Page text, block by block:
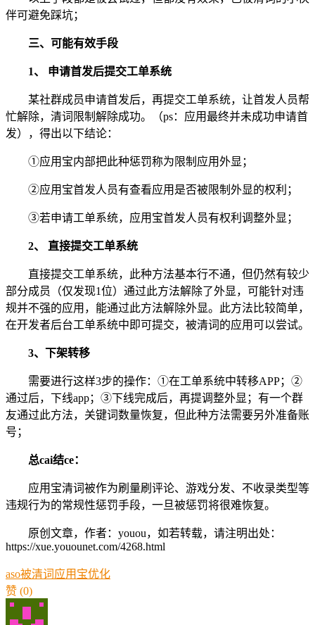
伴可避免踩坑；
三、可能有效手段
1、 申请首发后提交工单系统
某社群成员申请首发后，再提交工单系统，让首发人员帮
忙解除，清词限制解除成功。（ps：应用最终并未成功申请首
发），得出以下结论：
①应用宝内部把此种惩罚称为限制应用外显；
②应用宝首发人员有查看应用是否被限制外显的权利；
③若申请工单系统，应用宝首发人员有权利调整外显；
2、 直接提交工单系统
直接提交工单系统，此种方法基本行不通，但仍然有较少
部分成员（仅发现1位）通过此方法解除了外显，可能针对违
规并不强的应用，能通过此方法解除外显。此方法比较简单，
在开发者后台工单系统中即可提交，被清词的应用可以尝试。
3、下架转移
需要进行这样3步的操作：①在工单系统中转移APP；②
通过后，下线app；③下线完成后，再提调整外显；有一个群
友通过此方法，关键词数量恢复，但此种方法需要另外准备账
号；
总cai结ce：
应用宝清词被作为刷量刷评论、游戏分发、不收录类型等
违规行为的常规性惩罚手段，一旦被惩罚将很难恢复。
原创文章，作者：youou，如若转载，请注明出处：
https://xue.youounet.com/4268.html
aso被清词 应用宝优化
赞 (0)